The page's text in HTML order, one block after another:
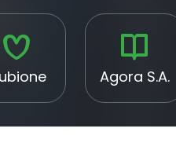
Agora S.A.